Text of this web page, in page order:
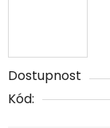
Dostupnost
Kód: